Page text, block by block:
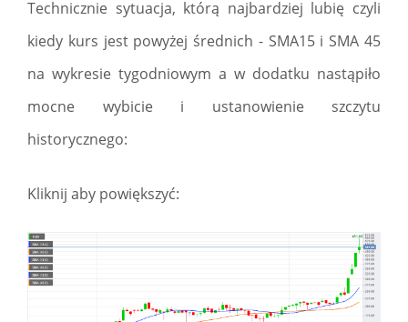
Technicznie sytuacja, którą najbardziej lubię czyli
kiedy kurs jest powyżej średnich - SMA15 i SMA 45
na wykresie tygodniowym a w dodatku nastąpiło
mocne wybicie i ustanowienie szczytu
historycznego:
Kliknij aby powiększyć: